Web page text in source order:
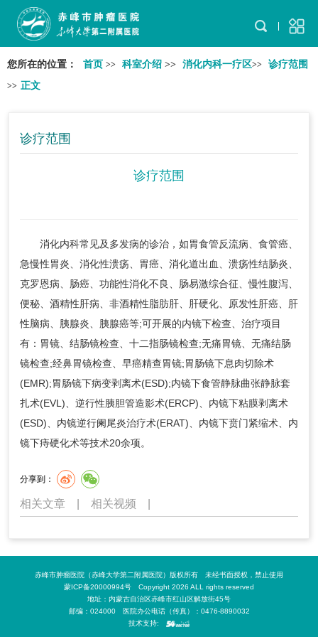
您所在的位置： 首页 >> 科室介绍 >> 消化内科一疗区>> 诊疗范围
>> 正文
诊疗范围
诊疗范围
消化内科常见及多发病的诊治，如胃食管反流病、食管癌、
急慢性胃炎、消化性溃疡、胃癌、消化道出血、溃疡性结肠炎、
克罗恩病、肠癌、功能性消化不良、肠易激综合征、慢性腹泻、
便秘、酒精性肝病、非酒精性脂肪肝、肝硬化、原发性肝癌、肝
性脑病、胰腺炎、胰腺癌等;可开展的内镜下检查、治疗项目
有：胃镜、结肠镜检查、十二指肠镜检查;无痛胃镜、无痛结肠
镜检查;经鼻胃镜检查、早癌精查胃镜;胃肠镜下息肉切除术
(EMR);胃肠镜下病变剥离术(ESD);内镜下食管静脉曲张静脉套
扎术(EVL)、逆行性胰胆管造影术(ERCP)、内镜下粘膜剥离术
(ESD)、内镜逆行阑尾炎治疗术(ERAT)、内镜下贲门紧缩术、内
镜下痔硬化术等技术20余项。
分享到：
相关文章 相关视频
赤峰市肿瘤医院（赤峰大学第二附属医院）版权所有 未经书面授权，禁止使用
蒙ICP备20000994号 Copyright 2026 ALL rights reserved
地址：内蒙古自治区赤峰市红山区解放街45号
邮编：024000 医院办公电话（传真）：0476-8890032
技术支持: